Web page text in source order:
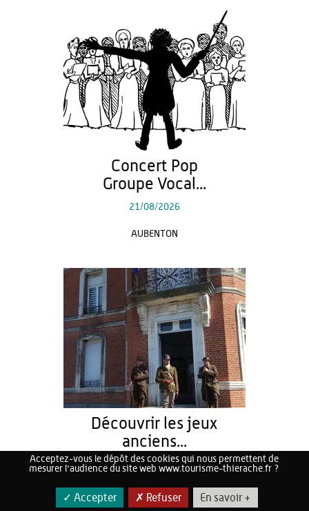
Concert Pop
Groupe Vocal...
21/08/2026
AUBENTON
Découvrir les jeux
anciens...
Du22/08/2026au23/08/2026
LA CAPELLE
Acceptez-vous le dépôt des cookies qui nous permettent de
mesurer l'audience du site web www.tourisme-thierache.fr ?
✓ Accepter ✗ Refuser En savoir +